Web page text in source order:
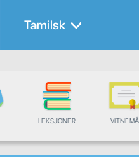
Tamilsk
LEKSJONER